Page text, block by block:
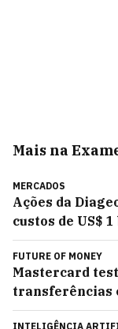
Mais na
MERCADOS
Ações da
custos de US$
FUTURE OF MONEY
Mastercard
transferências
INTELIGÊNCIA